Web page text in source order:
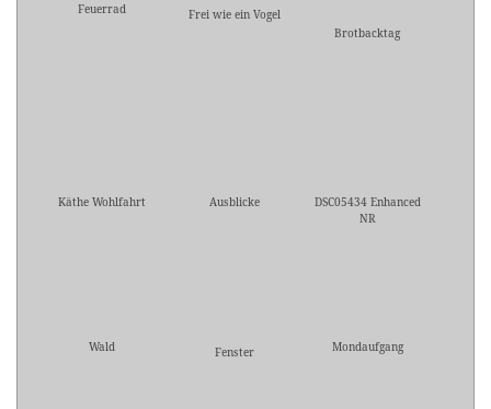
Feuerrad
Frei wie ein Vogel
Brotbacktag
Käthe Wohlfahrt Ausblicke
DSC05434 Enhanced
NR
Wald Fenster Mondaufgang